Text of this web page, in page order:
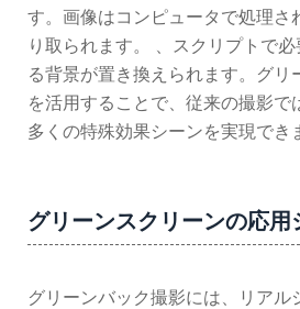
す。画像はコンピュータで処理さ
り取られます。 、スクリプトで
る背景が置き換えられます。グリ
を活用することで、従来の撮影で
多くの特殊効果シーンを実現でき
グリーンスクリーンの応用
グリーンバック撮影には、リアル